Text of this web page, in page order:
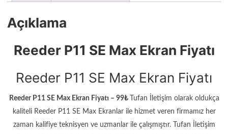
Açıklama
Reeder P11 SE Max Ekran Fiyatı
Reeder P11 SE Max Ekran Fiyatı
Reeder P11 SE Max Ekran Fiyatı – 99₺
Tufan İletişim olarak oldukça
kaliteli Reeder P11 SE Max Ekranlar ile hizmet veren firmamız her
zaman kalifiye teknisyen ve uzmanlar ile çalışmıştır. Tufan İletişim